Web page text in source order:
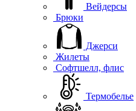
Вейдерсы
Брюки
Джерси
Жилеты
Софтшелл, флис
Термобелье